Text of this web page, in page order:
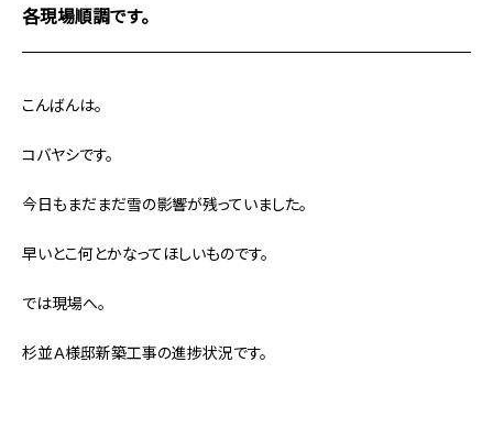
各現場順調です。
こんばんは。
コバヤシです。
今日もまだまだ雪の影響が残っていました。
早いとこ何とかなってほしいものです。
では現場へ。
杉並Ａ様邸新築工事の進捗状況です。